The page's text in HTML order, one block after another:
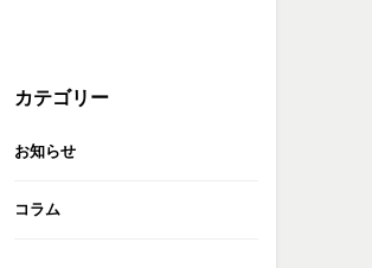
カテゴリー
お知らせ
コラム